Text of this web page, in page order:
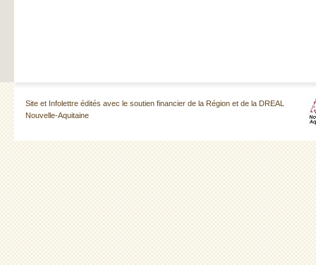
Site et Infolettre édités avec le soutien financier de la Région et de la DREAL
Nouvelle-Aquitaine